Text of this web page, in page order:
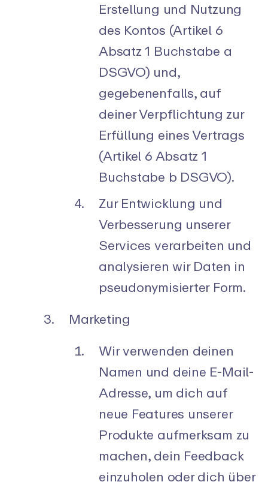
Erstellung und Nutzung
des Kontos (Artikel 6
Absatz 1 Buchstabe a
DSGVO) und,
gegebenenfalls, auf
deiner Verpflichtung zur
Erfüllung eines Vertrags
(Artikel 6 Absatz 1
Buchstabe b DSGVO).
Zur Entwicklung und
Verbesserung unserer
Services verarbeiten und
analysieren wir Daten in
pseudonymisierter Form.
Marketing
Wir verwenden deinen
Namen und deine E-Mail-
Adresse, um dich auf
neue Features unserer
Produkte aufmerksam zu
machen, dein Feedback
einzuholen oder dich über